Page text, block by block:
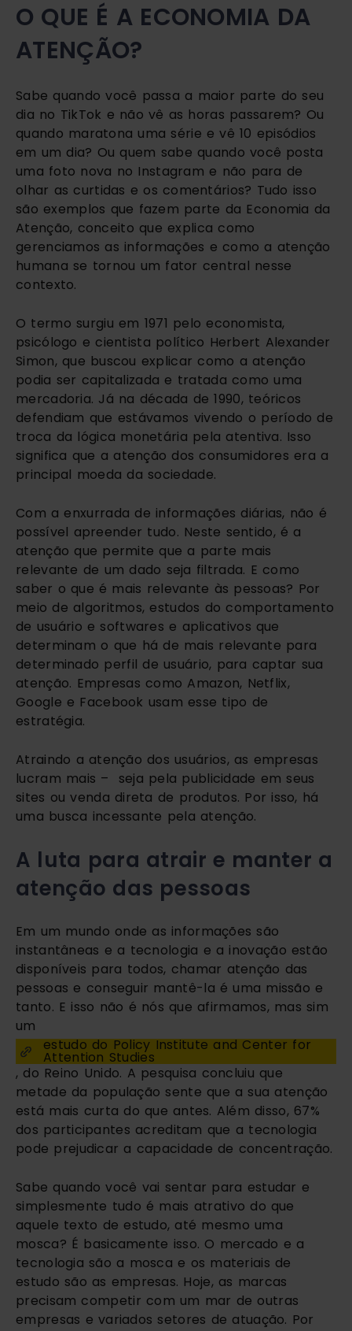
O QUE É A ECONOMIA DA
ATENÇÃO?
Sabe quando você passa a maior parte do seu
dia no TikTok e não vê as horas passarem? Ou
quando maratona uma série e vê 10 episódios
em um dia? Ou quem sabe quando você posta
uma foto nova no Instagram e não para de
olhar as curtidas e os comentários? Tudo isso
são exemplos que fazem parte da Economia da
Atenção, conceito que explica como
gerenciamos as informações e como a atenção
humana se tornou um fator central nesse
contexto.
O termo surgiu em 1971 pelo economista,
psicólogo e cientista político Herbert Alexander
Simon, que buscou explicar como a atenção
podia ser capitalizada e tratada como uma
mercadoria. Já na década de 1990, teóricos
defendiam que estávamos vivendo o período de
troca da lógica monetária pela atentiva. Isso
significa que a atenção dos consumidores era a
principal moeda da sociedade.
Com a enxurrada de informações diárias, não é
possível apreender tudo. Neste sentido, é a
atenção que permite que a parte mais
relevante de um dado seja filtrada. E como
saber o que é mais relevante às pessoas? Por
meio de algoritmos, estudos do comportamento
de usuário e softwares e aplicativos que
determinam o que há de mais relevante para
determinado perfil de usuário, para captar sua
atenção. Empresas como Amazon, Netflix,
Google e Facebook usam esse tipo de
estratégia.
Atraindo a atenção dos usuários, as empresas
lucram mais – seja pela publicidade em seus
sites ou venda direta de produtos. Por isso, há
uma busca incessante pela atenção.
A luta para atrair e manter a
atenção das pessoas
Em um mundo onde as informações são
instantâneas e a tecnologia e a inovação estão
disponíveis para todos, chamar atenção das
pessoas e conseguir mantê-la é uma missão e
tanto. E isso não é nós que afirmamos, mas sim
um
estudo do Policy Institute and Center for
Attention Studies
, do Reino Unido. A pesquisa concluiu que
metade da população sente que a sua atenção
está mais curta do que antes. Além disso, 67%
dos participantes acreditam que a tecnologia
pode prejudicar a capacidade de concentração.
Sabe quando você vai sentar para estudar e
simplesmente tudo é mais atrativo do que
aquele texto de estudo, até mesmo uma
mosca? É basicamente isso. O mercado e a
tecnologia são a mosca e os materiais de
estudo são as empresas. Hoje, as marcas
precisam competir com um mar de outras
empresas e variados setores de atuação. Por